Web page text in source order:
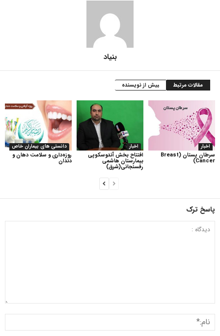
بنیاد
مقالات مرتبط بیش از نویسنده
دانستی های بیماران خاص
روزه‌داری و سلامت دهان و
دندان
اخبار
افتتاح بخش آندوسکوپی
بیمارستان هاشمی
رفسنجانی(شرق)
اخبار
سرطان پستان (Breast
Cancer)
پاسخ ترک